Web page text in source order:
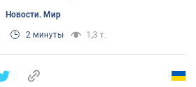
Новости. Мир
2 минуты 1,3 т.